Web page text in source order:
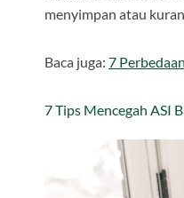
menyimpan atau
Baca juga: 7
7 Tips Mencegah ASI